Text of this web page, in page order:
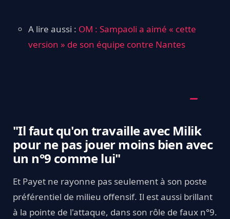
A lire aussi : OM : Sampaoli a aimé « cette
version » de son équipe contre Nantes
"Il faut qu'on travaille avec Milik
pour ne pas jouer moins bien avec
un n°9 comme lui"
Et Payet ne rayonne pas seulement à son poste
préférentiel de milieu offensif. Il est aussi brillant
à la pointe de l'attaque, dans son rôle de faux n°9.